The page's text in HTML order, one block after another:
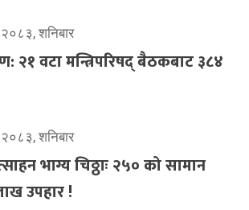
शनिबार
२१ वटा मन्त्रिपरिषद् बैठकबाट ३८४
शनिबार
भाग्य चिठ्ठाः २५० को सामान
उपहार !